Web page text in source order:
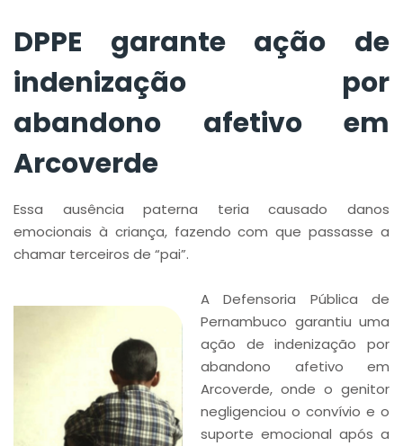
DPPE garante ação de
indenização por
abandono afetivo em
Arcoverde
Essa ausência paterna teria causado danos
emocionais à criança, fazendo com que passasse a
chamar terceiros de “pai”.
A Defensoria Pública de
Pernambuco garantiu uma
ação de indenização por
abandono afetivo em
Arcoverde, onde o genitor
negligenciou o convívio e o
suporte emocional após a